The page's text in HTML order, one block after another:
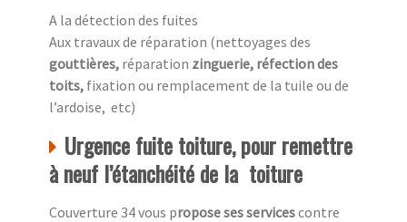
A la détection des fuites
Aux travaux de réparation (nettoyages des
gouttières, réparation zinguerie, réfection des
toits, fixation ou remplacement de la tuile ou de
l’ardoise, etc)
Urgence fuite toiture, pour remettre
à neuf l’étanchéité de la toiture
Couverture 34 vous propose ses servicescontre